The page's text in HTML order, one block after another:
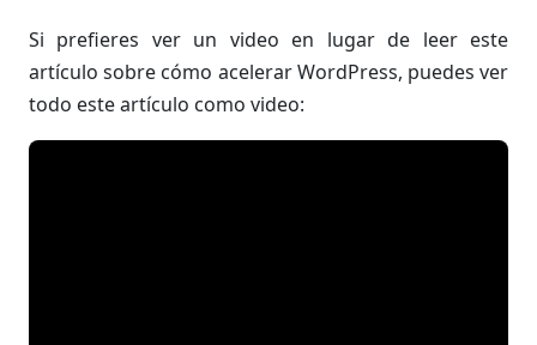
Si prefieres ver un video en lugar de leer este
artículo sobre cómo acelerar WordPress, puedes ver
todo este artículo como video: